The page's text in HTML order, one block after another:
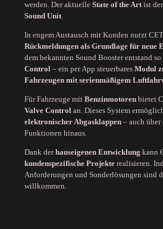
werden. Der aktuelle State of the Artist
Sound Unit.
In engem Austausch mit Kunden nutzt
Rückmeldungen als Grundlage für neue
dem bekannten Sound Booster entstand so
Control – ein per App steuerbares Modul
Fahrzeugen mit serienmäßigem
Für Fahrzeuge mit Benzinmotoren bietet
Valve Control an. Dieses System
elektronischer Abgasklappen – auch
Funktionen hinaus.
Dank derhauseigenen Entwicklung kann
kundenspezifische Projekte realisieren.
Anforderungen und Sonderlösungen sind
willkommen.